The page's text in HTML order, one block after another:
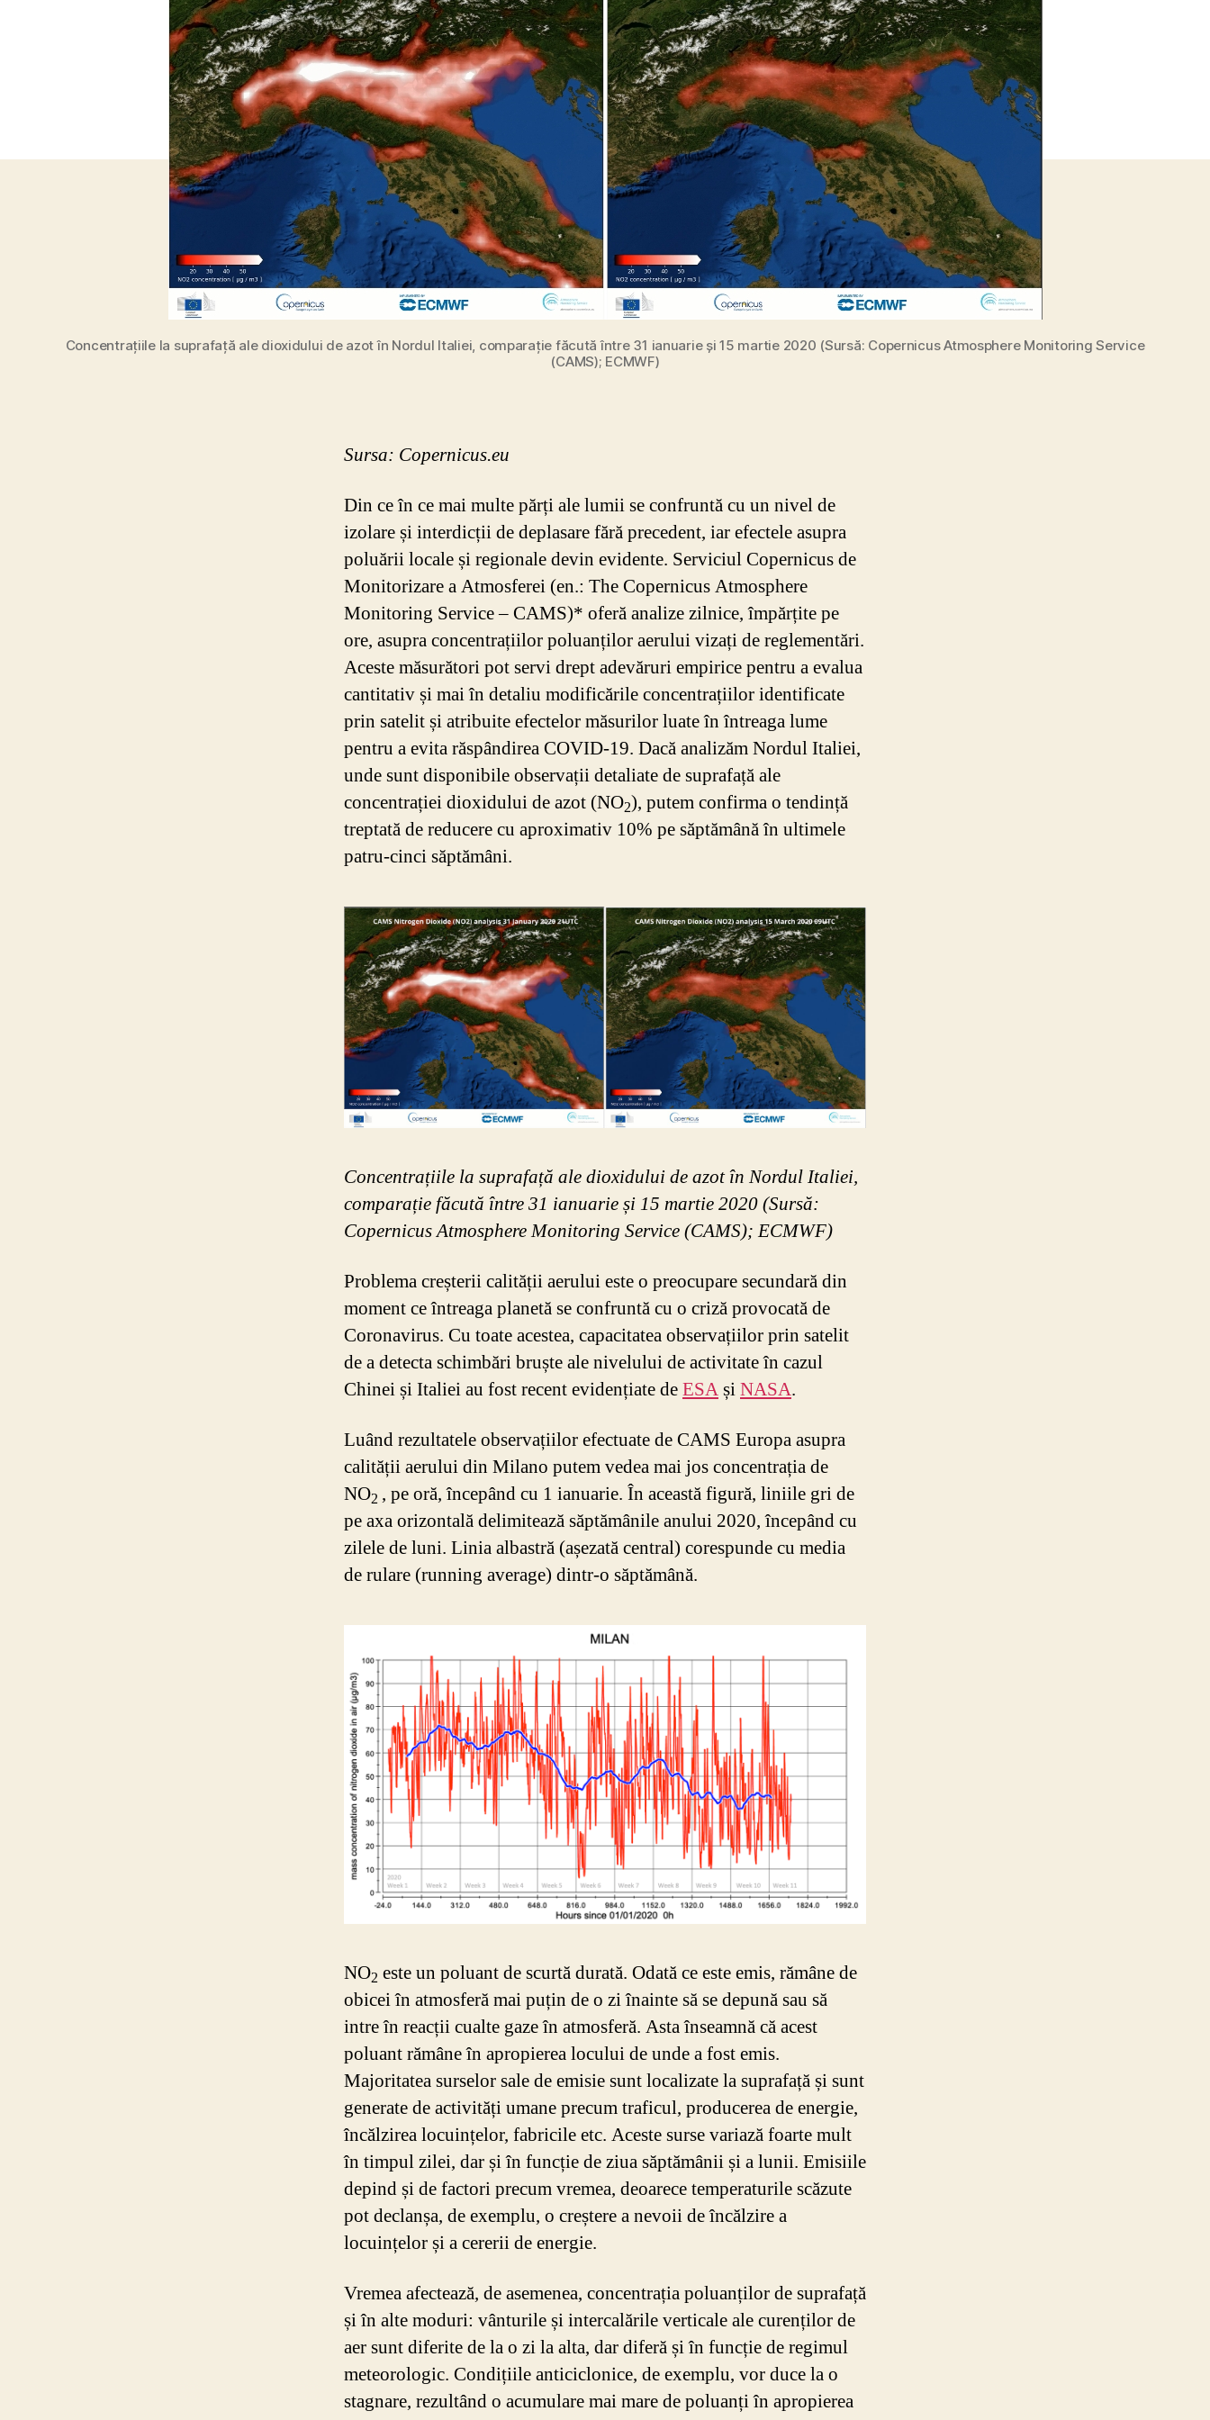
redus
de
poluare
datorat
carantinei
din
Italia
Concentrațiile la suprafață ale dioxidului de azot în Nordul Italiei, comparație făcută între 31 ianuarie și 15 martie 2020 (Sursă: Copernicus Atmosphere Monitoring Service
(CAMS); ECMWF)
Sursa: Copernicus.eu
Din ce în ce mai multe părți ale lumii se confruntă cu un nivel de
izolare și interdicții de deplasare fără precedent, iar efectele asupra
poluării locale și regionale devin evidente. Serviciul Copernicus de
Monitorizare a Atmosferei (en.: The Copernicus Atmosphere
Monitoring Service – CAMS)* oferă analize zilnice, împărțite pe
ore, asupra concentrațiilor poluanților aerului vizați de reglementări.
Aceste măsurători pot servi drept adevăruri empirice pentru a evalua
cantitativ și mai în detaliu modificările concentrațiilor identificate
prin satelit și atribuite efectelor măsurilor luate în întreaga lume
pentru a evita răspândirea COVID-19. Dacă analizăm Nordul Italiei,
unde sunt disponibile observații detaliate de suprafață ale
concentrației dioxidului de azot (NO2), putem confirma o tendință
treptată de reducere cu aproximativ 10% pe săptămână în ultimele
patru-cinci săptămâni.
Concentrațiile la suprafață ale dioxidului de azot în Nordul Italiei,
comparație făcută între 31 ianuarie și 15 martie 2020 (Sursă:
Copernicus Atmosphere Monitoring Service (CAMS); ECMWF)
Problema creșterii calității aerului este o preocupare secundară din
moment ce întreaga planetă se confruntă cu o criză provocată de
Coronavirus. Cu toate acestea, capacitatea observațiilor prin satelit
de a detecta schimbări bruște ale nivelului de activitate în cazul
Chinei și Italiei au fost recent evidențiate deESAșiNASA.
Luând rezultatele observațiilor efectuate de CAMS Europa asupra
calității aerului din Milano putem vedea mai jos concentrația de
NO2 , pe oră, începând cu 1 ianuarie. În această figură, liniile gri de
pe axa orizontală delimitează săptămânile anului 2020, începând cu
zilele de luni. Linia albastră (așezată central) corespunde cu media
de rulare (running average) dintr-o săptămână.
NO2 este un poluant de scurtă durată. Odată ce este emis, rămâne de
obicei în atmosferă mai puțin de o zi înainte să se depună sau să
intre în reacții cualte gaze în atmosferă. Asta înseamnă că acest
poluant rămâne în apropierea locului de unde a fost emis.
Majoritatea surselor sale de emisie sunt localizate la suprafață și sunt
generate de activități umane precum traficul, producerea de energie,
încălzirea locuințelor, fabricile etc. Aceste surse variază foarte mult
în timpul zilei, dar și în funcție de ziua săptămânii și a lunii. Emisiile
depind și de factori precum vremea, deoarece temperaturile scăzute
pot declanșa, de exemplu, o creștere a nevoii de încălzire a
locuințelor și a cererii de energie.
Vremea afectează, de asemenea, concentrația poluanților de suprafață
și în alte moduri: vânturile și intercalările verticale ale curenților de
aer sunt diferite de la o zi la alta, dar diferă și în funcție de regimul
meteorologic. Condițiile anticiclonice, de exemplu, vor duce la o
stagnare, rezultând o acumulare mai mare de poluanți în apropierea